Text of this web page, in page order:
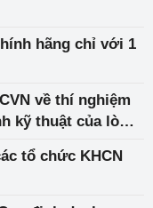
hãng chỉ với 1
về thí nghiệm
kỹ thuật của lò
tổ chức KHCN